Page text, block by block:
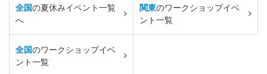
全国の夏休みイベント一覧
へ
関東のワークショップイベ
ント一覧
全国のワークショップイベ
ント一覧